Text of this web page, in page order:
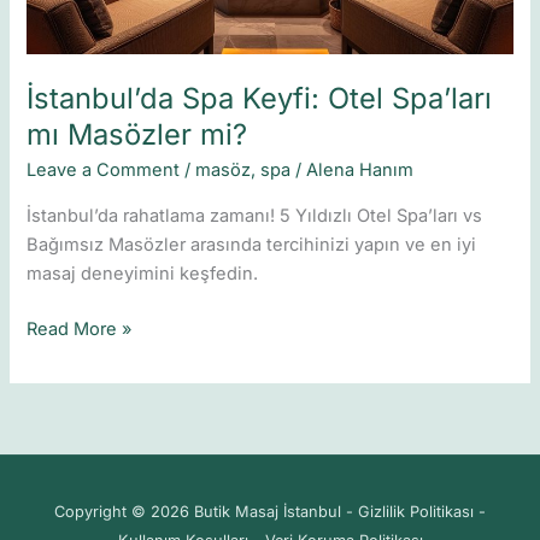
İstanbul’da Spa Keyfi: Otel Spa’ları
mı Masözler mi?
Leave a Comment / masöz, spa /Alena Hanım
İstanbul’da rahatlama zamanı! 5 Yıldızlı Otel Spa’ları vs
Bağımsız Masözler arasında tercihinizi yapın ve en iyi
masaj deneyimini keşfedin.
Read More »
Copyright © 2026 Butik Masaj İstanbul - Gizlilik Politikası -